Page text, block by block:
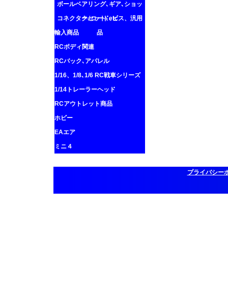
ボールベアリング､ギア､ショッ
クセット､etc
コネクター､コード､ビス、汎用
品
輸入商品
RCボディ関連
RCバック､アパレル
1/16、1/8､1/6 RC戦車シリーズ
1/14トレーラーヘッド
RCアウトレット商品
ホビー
EAエア
ミニ４
プライバシー